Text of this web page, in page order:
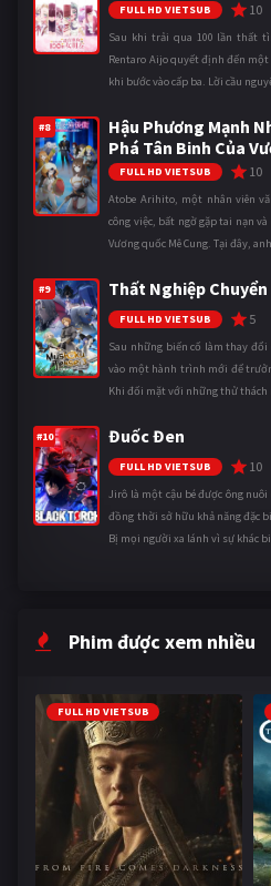
FULL HD VIETSUB 10
Sau khi trải qua 100 lần thất
Rentaro Aijo quyết định đến
khi bước vào cấp ba. Lời cầu
#8
Hậu Phương Mạnh
Phá Tân Binh Của
FULL HD VIETSUB 10
Atobe Arihito, một nhân viên
công việc, bất ngờ gặp tai nạn
Vương quốc Mê Cung. Tại đây,
#9 Thất Nghiệp Chuyển
FULL HD VIETSUB 5
Sau những biến cố làm thay
vào một hành trình mới để
Khi đối mặt với những thử thách
#10 Đuốc Đen
FULL HD VIETSUB 10
Jirô là một cậu bé được ông
đồng thời sở hữu khả năng đặc
Bị mọi người xa lánh vì sự khác
Phim được xem nhiều
FULL HD VIETSUB